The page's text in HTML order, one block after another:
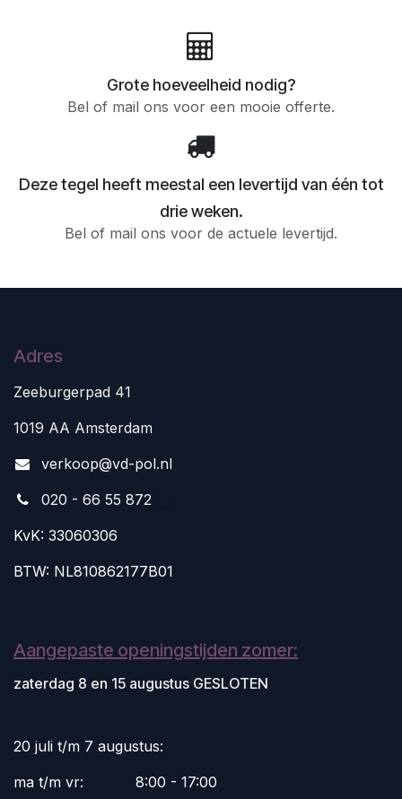
Grote hoeveelheid nodig?
Bel of mail ons voor een mooie offerte.
Deze tegel heeft meestal een levertijd van één tot
drie weken.
Bel of mail ons voor de actuele levertijd.
Adres
Zeeburgerpad 41
1019 AA Amsterdam
verkoop@vd-pol.nl
020 - 66 55 872
KvK: 33060306
BTW: NL810862177B01
Aangepaste openingstijden zomer:
zaterdag 8 en 15 augustus GESLOTEN
20 juli t/m 7 augustus:
ma t/m vr:
​8:00 - 17:00